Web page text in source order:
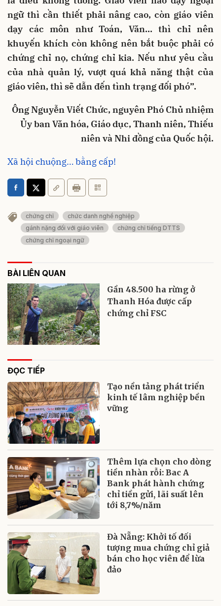
ngữ thì cần thiết phải nâng cao, còn giáo viên
dạy các môn như Toán, Văn… thì chỉ nên
khuyến khích còn không nên bắt buộc phải có
chứng chỉ nọ, chứng chỉ kia. Nếu như yêu cầu
của nhà quản lý, vượt quá khả năng thật của
giáo viên, thì sẽ dẫn đến tình trạng đối phó”.
Ông Nguyễn Viết Chức, nguyên Phó Chủ nhiệm
Ủy ban Văn hóa, Giáo dục, Thanh niên, Thiếu
niên và Nhi đồng của Quốc hội.
Xã hội chuộng… bằng cấp!
chứng chỉ
chức danh nghề nghiệp
gánh nặng đối với giáo viên
chứng chỉ tiếng DTTS
chứng chỉ ngoại ngữ
BÀI LIÊN QUAN
Gần 48.500 ha rừng ở
Thanh Hóa được cấp
chứng chỉ FSC
ĐỌC TIẾP
Tạo nền tảng phát triển
kinh tế lâm nghiệp bền
vững
Thêm lựa chọn cho dòng
tiền nhàn rỗi: Bac A
Bank phát hành chứng
chỉ tiền gửi, lãi suất lên
tới 8,7%/năm
Đà Nẵng: Khởi tố đối
tượng mua chứng chỉ giả
bán cho học viên để lừa
đảo